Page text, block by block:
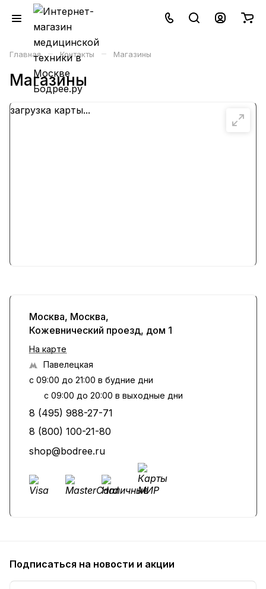
Главная – Контакты – Магазины
Магазины
загрузка карты...
Москва, Москва,
Кожевнический проезд, дом 1
На карте
Павелецкая
с 09:00 до 21:00 в будние дни
с 09:00 до 20:00 в выходные дни
8 (495) 988-27-71
8 (800) 100-21-80
shop@bodree.ru
Подписаться на новости и акции